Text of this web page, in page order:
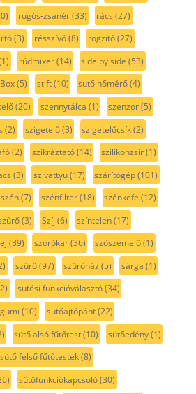
rugós-zsanér(33) rács (27)
(3) résszívó(8) rögzítő(27)
rúdmixer(14) side by side (53)
(5) stift(10) sutő hőmérő(4)
(20) szennytálca (1) szenzor(5)
(2) szigetelő(3) szigetelőcsík(2)
(2) szikráztató(14) szilikonzsír(1)
(3) szivattyú(17) szárítógép(101)
szén(7) szénfilter(18) szénkefe (12)
(3) Szíj (6) színtelen(17)
(39) szórókar(36) szöszemelő(1)
szűrő(97) szűrőház (5) sárga (1)
sütési funkcióválasztó(34)
(10) sütőajtópánt(22)
sütő alsó fűtőtest(10) sütőedény(1)
sütő felső fűtőtestek(8)
sütőfunkciókapcsoló(30)